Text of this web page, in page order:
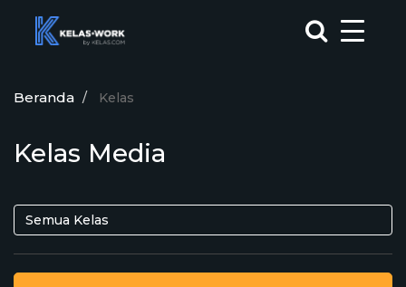
Beranda Kelas
Kelas Media